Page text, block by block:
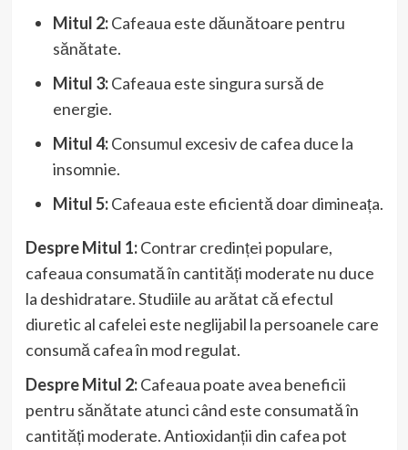
Mitul 2:Cafeaua este dăunătoare pentru
sănătate.
Mitul 3:Cafeaua este singura sursă de
energie.
Mitul 4:Consumul excesiv de cafea duce la
insomnie.
Mitul 5:Cafeaua este eficientă doar dimineața.
Despre Mitul 1:Contrar credinței populare,
cafeaua consumată în cantități moderate nu duce
la deshidratare. Studiile au arătat că efectul
diuretic al cafelei este neglijabil la persoanele care
consumă cafea în mod regulat.
Despre Mitul 2:Cafeaua poate avea beneficii
pentru sănătate atunci când este consumată în
cantități moderate. Antioxidanții din cafea pot